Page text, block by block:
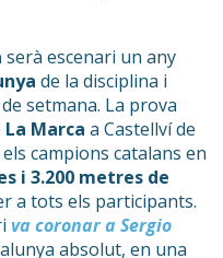
serà escenari un any
de la disciplina i
setmana. La prova
Marca a Castellví de
campions catalans en
i 3.200 metres de
a tots els participants.
va coronar a Sergio
absolut, en una